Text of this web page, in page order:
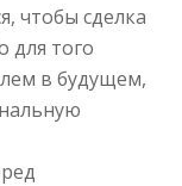
чтобы сделка
для того
в будущем,